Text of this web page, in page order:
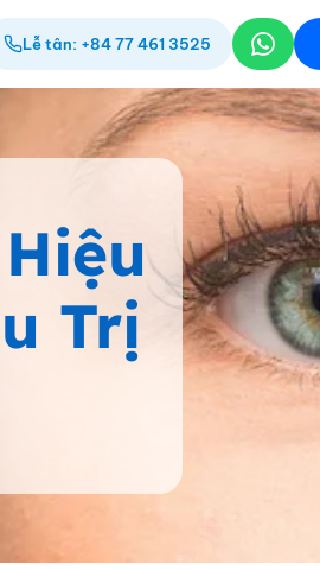
Lễ tân: +84 77 461 3525
Trị